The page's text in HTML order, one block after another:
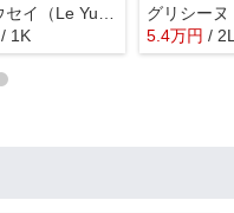
/ 1K 5.4万円 /